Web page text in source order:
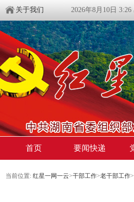
关于我们 2026年8月10日
首页 要闻快递
当前位置: 红星一网一云>干部工作>老干部工作>